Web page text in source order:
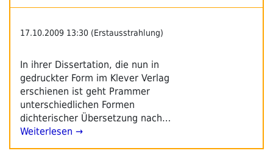
17.10.2009 13:30 (Erstausstrahlung)
In ihrer Dissertation, die nun in
gedruckter Form im Klever Verlag
erschienen ist geht Prammer
unterschiedlichen Formen
dichterischer Übersetzung nach…
Weiterlesen →